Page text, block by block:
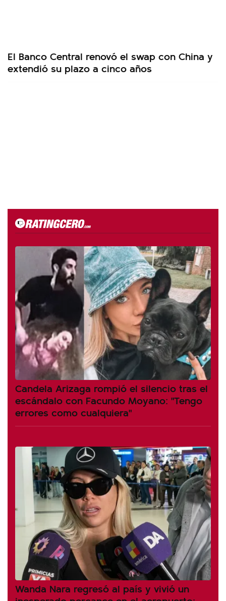
El Banco Central renovó el swap con China y
extendió su plazo a cinco años
Candela Arizaga rompió el silencio tras el
escándalo con Facundo Moyano: "Tengo
errores como cualquiera"
Wanda Nara regresó al país y vivió un